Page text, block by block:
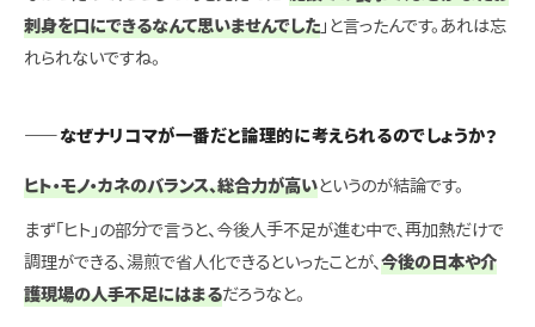
刺身を口にできるなんて思いませんでした 」と言ったんです。あれは忘
れられないですね。
――なぜナリコマが一番だと論理的に考えられるのでしょうか？
ヒト・モノ・カネのバランス、総合力が高いというのが結論です。
まず「ヒト」の部分で言うと、今後人手不足が進む中で、再加熱だけで
調理ができる、湯煎で省人化できるといったことが、 今後の日本や介
護現場の人手不足にはまるだろうなと。